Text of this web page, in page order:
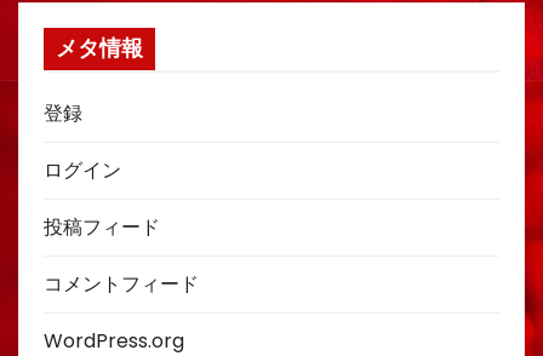
メタ情報
登録
ログイン
投稿フィード
コメントフィード
WordPress.org